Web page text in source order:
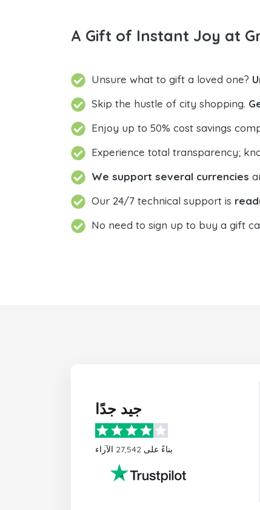
A Gift of Instant Joy at
Unsure what to gift a loved one?
Skip the hustle of city shopping.
Enjoy up to 50% cost savings
Experience total transparency;
We support several currencies
Our 24/7 technical support is
No need to sign up to buy a gift
جيد جدًا
بناءً على 27,542 الآراء